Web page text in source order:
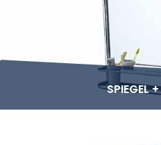
SPIEGEL